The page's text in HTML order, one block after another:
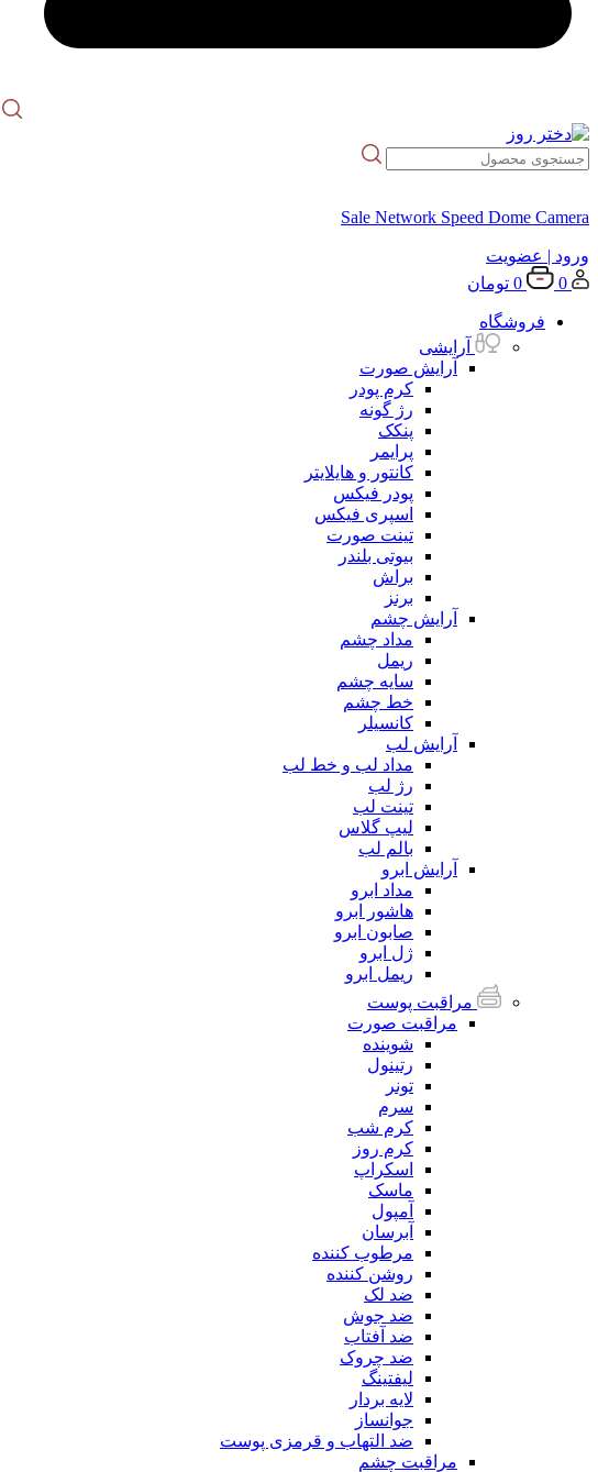
Sale Network Speed Dome Camera
ورود | عضویت
0
0 تومان
فروشگاه
آرایشی
آرایش صورت
کرم پودر
رژ گونه
پنکک
پرایمر
کانتور و هایلایتر
پودر فیکس
اسپری فیکس
تینت صورت
بیوتی بلندر
براش
برنز
آرایش چشم
مداد چشم
ریمل
سایه چشم
خط چشم
کانسیلر
آرایش لب
مداد لب و خط لب
رژ لب
تینت لب
لیپ گلاس
بالم لب
آرایش ابرو
مداد ابرو
هاشور ابرو
صابون ابرو
ژل ابرو
ریمل ابرو
مراقبت پوست
مراقبت صورت
شوینده
رتینول
تونر
سرم
کرم شب
کرم روز
اسکراپ
ماسک
آمپول
آبرسان
مرطوب کننده
روشن کننده
ضد لک
ضد جوش
ضد آفتاب
ضد چروک
لیفتینگ
لایه بردار
جوانساز
ضد التهاب و قرمزی پوست
مراقبت چشم